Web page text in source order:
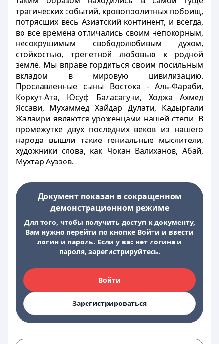
трагических событий, кровопролитных побоищ,
потрясших весь Азиатский континент, и всегда,
во все времена отличались своим непокорным,
несокрушимым свободолюбивым духом,
стойкостью, трепетной любовью к родной
земле. Мы вправе гордиться своим посильным
вкладом в мировую цивилизацию.
Прославленные сыны Востока - Аль-Фараби,
Коркут-Ата, Юсуф Баласагуни, Ходжа Ахмед
Яссави, Мухаммед Хайдар Дулати, Кадыргали
Жалаири являются уроженцами нашей степи. В
промежутке двух последних веков из нашего
народа вышли такие гениальные мыслители,
художники слова, как Чокан Валиханов, Абай,
Мухтар Ауэзов.
Документ показан в сокращенном
демонстрационном режиме
Для того, чтобы получить доступ к документу,
Вам нужно перейти по кнопке Войти и ввести
логин и пароль. Если у вас нет логина и
пароля, зарегистрируйтесь.
Войти
Зарегистрироваться